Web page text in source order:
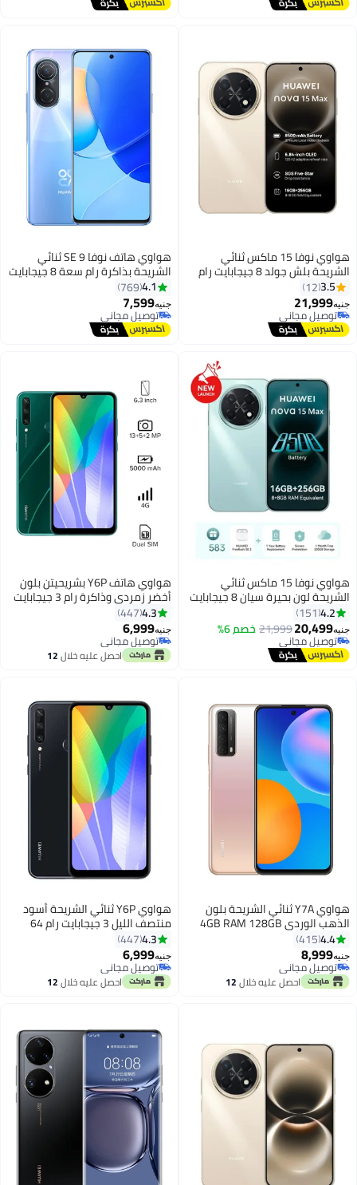
هواوي نوفا 15 ماكس ثنائي
الشريحة بلش جولد 8 جيجابايت رام
256 جيجابايت - النسخة الشرق
أوسطية
3.5
12
جنيه21,999
توصيل مجاني
توصيل مجاني
هواوي هاتف نوفا 9 SE ثنائي
الشريحة بذاكرة رام سعة 8 جيجابايت
الأوسط، لون أزرق كريستالي
4.1
769
جنيه7,599
توصيل مجاني
توصيل مجاني
هواوي نوفا 15 ماكس ثنائي
الشريحة لون بحيرة سيان 8 جيجابايت
رام 256 جيجابايت + هدية مجانية -
النسخة الشرق أوسطية
4.2
151
جنيه20,499
21,999خصم 6%
توصيل مجاني
توصيل مجاني
هواوي هاتف Y6P بشريحيتن بلون
أخضر زمردي وذاكرة رام 3 جيجابايت
ويدعم تقنية 4G LTE
4.3
447
جنيه6,999
توصيل مجاني
توصيل مجانياحصل عليه خلال12
هواوي Y7A ثنائي الشريحة بلون
الذهب الوردي 4GB RAM 128GB
4G LTE
4.4
415
جنيه8,999
توصيل مجاني
توصيل مجانياحصل عليه خلال12
هواوي Y6P ثنائي الشريحة أسود
منتصف الليل 3 جيجابايت رام 64
جيجابايت 4G LTE
4.3
447
جنيه6,999
توصيل مجاني
توصيل مجانياحصل عليه خلال12